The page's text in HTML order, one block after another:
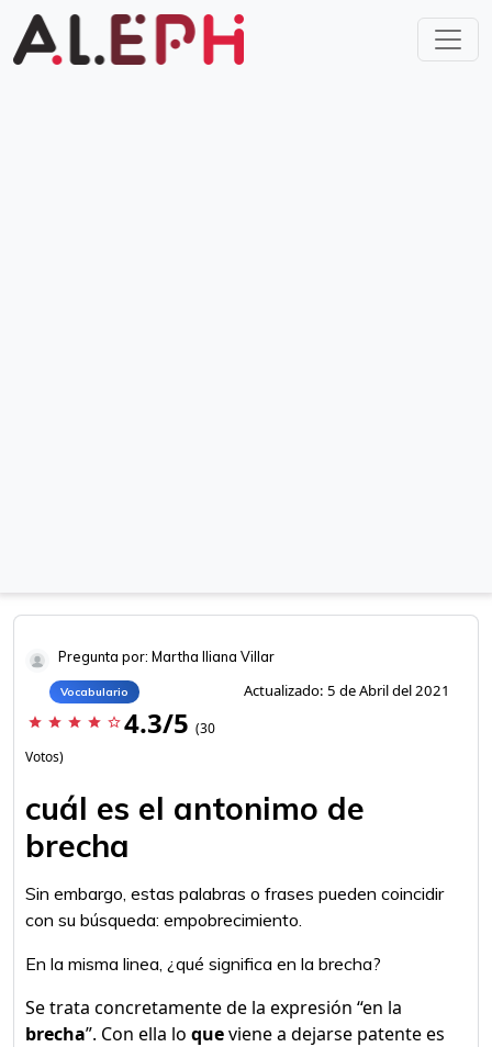
Pregunta por: Martha Iliana Villar
Vocabulario Actualizado: 5 de Abril del 2021
star star star star star_border 4.3/5 (30
Votos)
cuál es el antonimo de
brecha
Sin embargo, estas palabras o frases pueden coincidir
con su búsqueda: empobrecimiento.
En la misma linea, ¿qué significa en la brecha?
Se trata concretamente de la expresión “en la
brecha”. Con ella lo queviene a dejarse patente es